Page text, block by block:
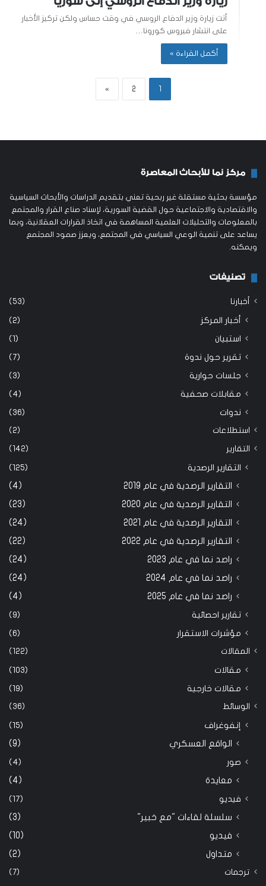
أتت زيارة وزير الدفاع الروسي في وقت حساس ولكن تركيز الأخبار
على انتشار فيروس كورونا…
أكمل القراءة »
2
»
مركز نما للأبحاث المعاصرة
مؤسسة بحثية مستقلة غير ربحية تعني بتقديم الدراسات والأبحاث السياسية
والاقتصادية والاجتماعية حول القضية السورية، لإسناد صناع القرار والمجتمع
بالمعلومات والتحليلات العلمية المساهمة في اتخاذ القرارات العقلانية، وبما
يساعد على تنمية الوعي السياسي في المجتمع، ويعزز صمود المجتمع
ويمكنه.
تصنيفات
أخبارنا (53)
أخبار المركز (2)
استبيان (1)
تقرير حول ندوة (7)
جلسات حوارية (3)
مقابلات صحفية (4)
ندوات (36)
استطلاعات (2)
التقارير (142)
التقارير الرصدية (125)
التقارير الرصدية في عام 2019
(4)
التقارير الرصدية في عام 2020
(23)
التقارير الرصدية في عام 2021
(24)
التقارير الرصدية في عام 2022
(22)
راصد نما في عام 2023
(24)
راصد نما في عام 2024
(24)
راصد نما في عام 2025
(4)
تقارير احصائية (9)
مؤشرات الاستقرار (6)
المقالات (122)
مقالات (103)
مقالات خارجية (19)
الوسائط (36)
إنفوغراف (15)
الواقع العسكري (9)
صور (4)
معايدة (4)
فيديو (17)
سلسلة لقاءات "مع خبير"
(3)
فيديو
(10)
متداول
(2)
ترجمات (7)